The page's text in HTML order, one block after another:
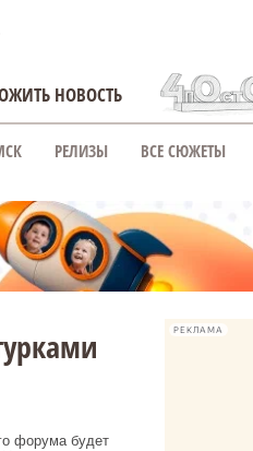
НОВОСТЬ
РЕЛИЗЫ ВСЕ СЮЖЕТЫ
форума будет
РЕКЛАМА